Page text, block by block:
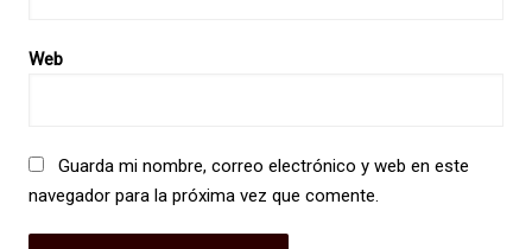
Web
Guarda mi nombre, correo electrónico y web en este
navegador para la próxima vez que comente.